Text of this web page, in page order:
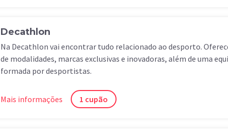
Decathlon
Na Decathlon vai encontrar tudo relacionado ao desporto.
de modalidades, marcas exclusivas e inovadoras, além de uma
formada por desportistas.
Mais informações 1 cupão